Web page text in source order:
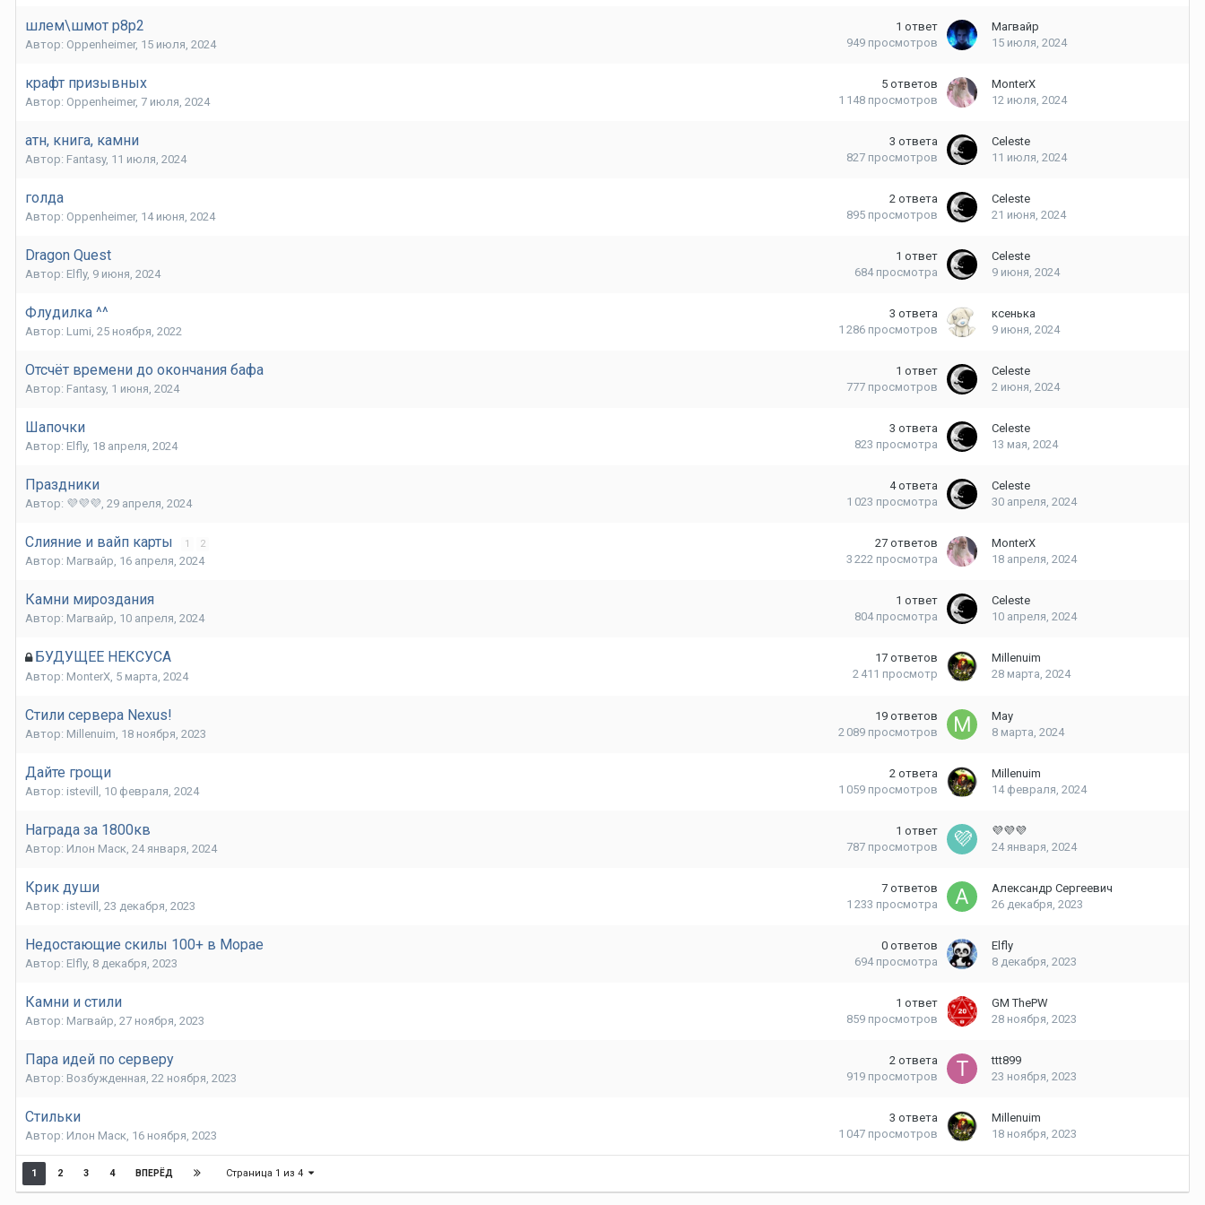
шлем\шмот р8р2
Автор: Oppenheimer, 15 июля, 2024
1 ответ
949 просмотров
Магвайр
15 июля, 2024
крафт призывных
Автор: Oppenheimer, 7 июля, 2024
5 ответов
1 148 просмотров
MonterX
12 июля, 2024
атн, книга, камни
Автор: Fantasy, 11 июля, 2024
3 ответа
827 просмотров
Celeste
11 июля, 2024
голда
Автор: Oppenheimer, 14 июня, 2024
2 ответа
895 просмотров
Celeste
21 июня, 2024
Dragon Quest
Автор: Elfly, 9 июня, 2024
1 ответ
684 просмотра
Celeste
9 июня, 2024
Флудилка ^^
Автор: Lumi, 25 ноября, 2022
3 ответа
1 286 просмотров
ксенька
9 июня, 2024
Отсчёт времени до окончания бафа
Автор: Fantasy, 1 июня, 2024
1 ответ
777 просмотров
Celeste
2 июня, 2024
Шапочки
Автор: Elfly, 18 апреля, 2024
3 ответа
823 просмотра
Celeste
13 мая, 2024
Праздники
Автор: 💜💜💜, 29 апреля, 2024
4 ответа
1 023 просмотра
Celeste
30 апреля, 2024
Слияние и вайп карты 1 2
Автор: Магвайр, 16 апреля, 2024
27 ответов
3 222 просмотра
MonterX
18 апреля, 2024
Камни мироздания
Автор: Магвайр, 10 апреля, 2024
1 ответ
804 просмотра
Celeste
10 апреля, 2024
БУДУЩЕЕ НЕКСУСА
Автор: MonterX, 5 марта, 2024
17 ответов
2 411 просмотр
Millenuim
28 марта, 2024
Стили сервера Nexus!
Автор: Millenuim, 18 ноября, 2023
19 ответов
2 089 просмотров
May
8 марта, 2024
Дайте грощи
Автор: istevill , 10 февраля, 2024
2 ответа
1 059 просмотров
Millenuim
14 февраля, 2024
Награда за 1800кв
Автор: Илон Маск, 24 января, 2024
1 ответ
787 просмотров
💜💜💜
24 января, 2024
Крик души
Автор: istevill , 23 декабря, 2023
7 ответов
1 233 просмотра
Александр Сергеевич
26 декабря, 2023
Недостающие скилы 100+ в Морае
Автор: Elfly, 8 декабря, 2023
0 ответов
694 просмотра
Elfly
8 декабря, 2023
Камни и стили
Автор: Магвайр, 27 ноября, 2023
1 ответ
859 просмотров
GM ThePW
28 ноября, 2023
Пара идей по серверу
Автор: Возбужденная, 22 ноября, 2023
2 ответа
919 просмотров
ttt899
23 ноября, 2023
Стильки
Автор: Илон Маск, 16 ноября, 2023
3 ответа
1 047 просмотров
Millenuim
18 ноября, 2023
1 2 3 4 ВПЕРЁД Страница 1 из 4